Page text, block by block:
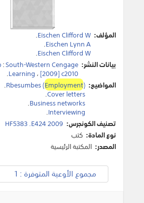
المؤلف: Eischen Clifford W
.
Eischen Lynn A
.
Eischen Clifford W
.
بيانات النشر:
:South-Western Cengage
Learning ،[2009] c2010
.
المواضيع:
Rbesumbes (Employment)
.
Cover letters
.
Business networks
.
Interviewing
.
تصنيف الكونجرس: HF5383 .E424 2009
نوع المادة: كتب
المصدر: المكتبة الرئيسية
مجموع الأوعية المتوفرة : 1